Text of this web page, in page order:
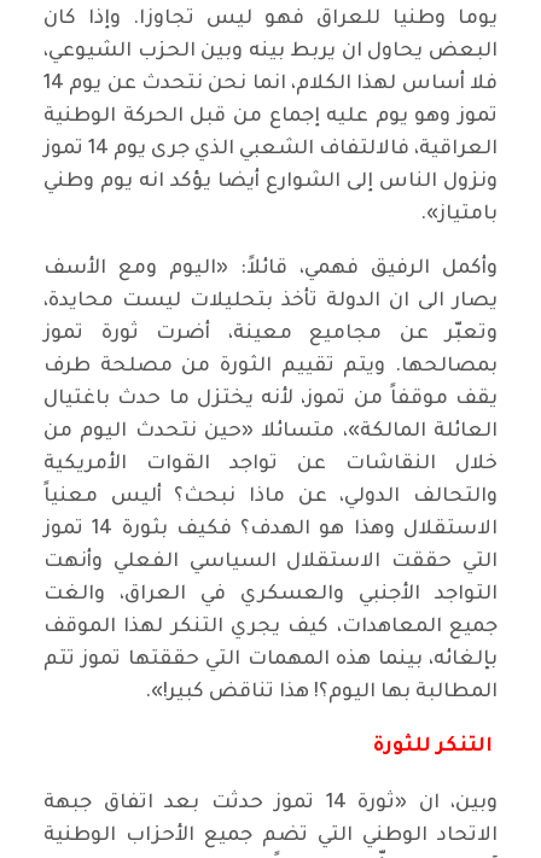
يوما وطنيا للعراق فهو ليس تجاوزا. وإذا كان
البعض يحاول ان يربط بينه وبين الحزب الشيوعي،
فلا أساس لهذا الكلام، انما نحن نتحدث عن يوم 14
تموز وهو يوم عليه إجماع من قبل الحركة الوطنية
العراقية، فالالتفاف الشعبي الذي جرى يوم 14 تموز
ونزول الناس إلى الشوارع أيضا يؤكد انه يوم وطني
بامتياز».
وأكمل الرفيق فهمي، قائلاً: «اليوم ومع الأسف
يصار الى ان الدولة تأخذ بتحليلات ليست محايدة،
وتعبّر عن مجاميع معينة، أضرت ثورة تموز
بمصالحها. ويتم تقييم الثورة من مصلحة طرف
يقف موقفاً من تموز، لأنه يختزل ما حدث باغتيال
العائلة المالكة»، متسائلا «حين نتحدث اليوم من
خلال النقاشات عن تواجد القوات الأمريكية
والتحالف الدولي، عن ماذا نبحث؟ أليس معنياً
الاستقلال وهذا هو الهدف؟ فكيف بثورة 14 تموز
التي حققت الاستقلال السياسي الفعلي وأنهت
التواجد الأجنبي والعسكري في العراق، والغت
جميع المعاهدات، كيف يجري التنكر لهذا الموقف
بإلغائه، بينما هذه المهمات التي حققتها تموز تتم
المطالبة بها اليوم؟! هذا تناقض كبير!».
التنكر للثورة
وبين، ان «ثورة 14 تموز حدثت بعد اتفاق جبهة
الاتحاد الوطني التي تضم جميع الأحزاب الوطنية